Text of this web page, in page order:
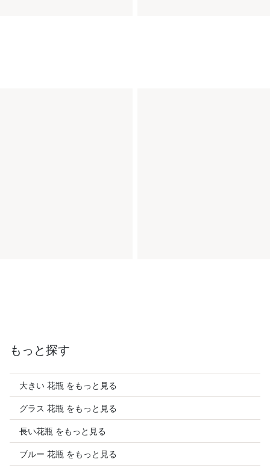
もっと探す
大きい 花瓶 をもっと見る
グラス 花瓶 をもっと見る
長い花瓶 をもっと見る
ブルー 花瓶 をもっと見る